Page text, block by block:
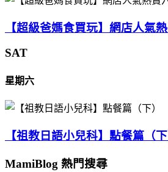
【超級爸媽食買玩】網店人氣
SAT
星期六
【祖教日語小兒科】點餐篇（下
MamiBlog 熱門搜尋